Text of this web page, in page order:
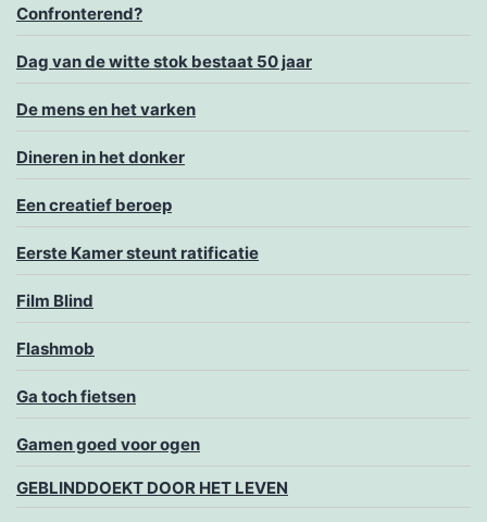
Confronterend?
Dag van de witte stok bestaat 50 jaar
De mens en het varken
Dineren in het donker
Een creatief beroep
Eerste Kamer steunt ratificatie
Film Blind
Flashmob
Ga toch fietsen
Gamen goed voor ogen
GEBLINDDOEKT DOOR HET LEVEN